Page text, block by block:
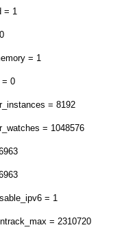
= 1
= 1
= 0
= 8192
= 1048576
= 1
= 2310720